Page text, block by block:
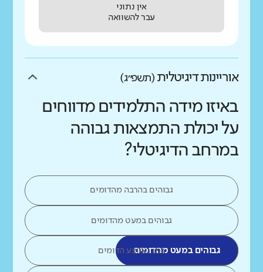
אין נתוני
עבר להשוואה
אוריינות דיגיטלית (תשפ״ג)
באיזו מידה התלמידים מדווחים
על יכולת התמצאות גבוהה
במרחב הדיגיטלי?
גבוהים בהרבה מהדומים
גבוהים במעט מהדומים
גבוהים במעט מהדומיםכמו ממוצע הדומים